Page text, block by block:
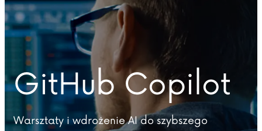
GitHub Copilot
Warsztaty i wdrożenie AI do szybszego